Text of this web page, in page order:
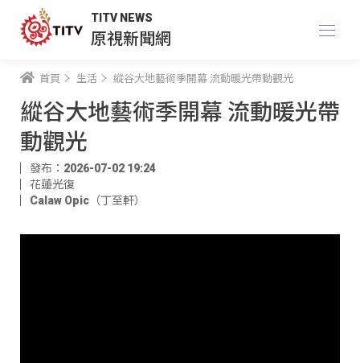
TITV NEWS
原視新聞網
首頁 生活 縱谷大地藝術季開幕 流動暖光帶動觀光
縱谷大地藝術季開幕 流動暖光帶
動觀光
發布：2026-07-02 19:24
花蓮光復
Calaw Opic（丁至軒）